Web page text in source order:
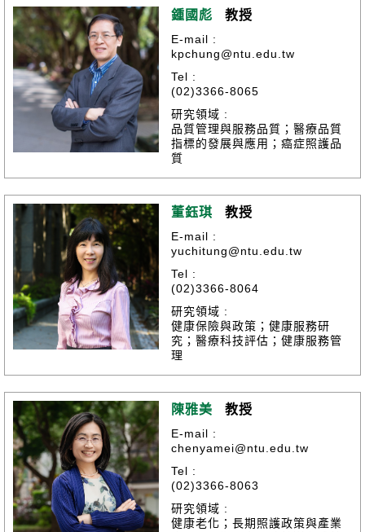
鍾國彪 教授
E-mail :
kpchung@ntu.edu.tw
Tel :
(02)3366-8065
研究領域 :
品質管理與服務品質；醫療品質
指標的發展與應用；癌症照護品
質
董鈺琪 教授
E-mail :
yuchitung@ntu.edu.tw
Tel :
(02)3366-8064
研究領域 :
健康保險與政策；健康服務研
究；醫療科技評估；健康服務管
理
陳雅美 教授
E-mail :
chenyamei@ntu.edu.tw
Tel :
(02)3366-8063
研究領域 :
健康老化；長期照護政策與產業